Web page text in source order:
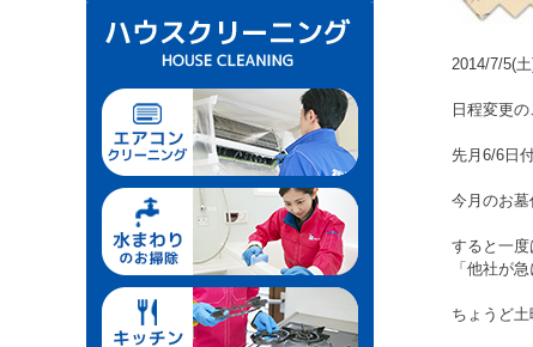
2014/7/5(
日程変更
先月6/6日
今月のお墓
すると一度
「他社が
ちょうど